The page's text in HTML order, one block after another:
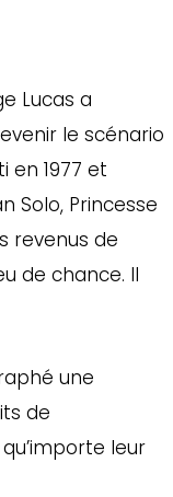
Lucas a
le scénario
en 1977 et
Solo, Princesse
revenus de
de chance. Il
une
de
leur